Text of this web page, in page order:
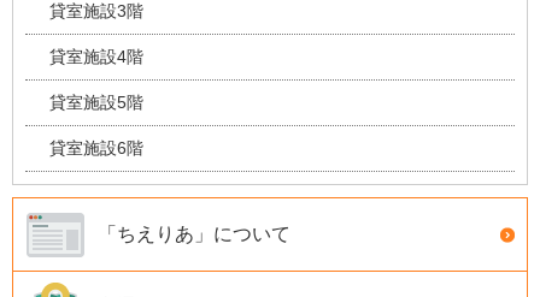
貸室施設3階
貸室施設4階
貸室施設5階
貸室施設6階
「ちえりあ」について